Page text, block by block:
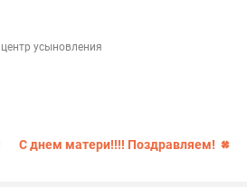
усыновления
С днем матери!!!! Поздравляем!